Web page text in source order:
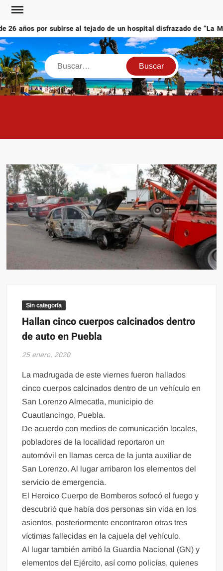
Saltar
contenido
años por subirse al tejado de un hospital disfrazado de “La
Buscar
Sin categoría
Hallan cinco cuerpos calcinados dentro
de auto en Puebla
25 enero, 2020
La madrugada de este viernes fueron hallados
cinco cuerpos calcinados dentro de un vehículo en
San Lorenzo Almecatla, municipio de
Cuautlancingo, Puebla.
De acuerdo con medios de comunicación locales,
pobladores de la localidad reportaron un
automóvil en llamas cerca de la junta auxiliar de
San Lorenzo. Al lugar arribaron los elementos del
servicio de emergencia.
El Heroico Cuerpo de Bomberos sofocó el fuego y
descubrió que había dos personas sin vida en los
asientos, posteriormente encontraron otras tres
víctimas fallecidas en la cajuela del vehículo.
Al lugar también arribó la Guardia Nacional (GN) y
elementos del Ejército, así como policías, quienes